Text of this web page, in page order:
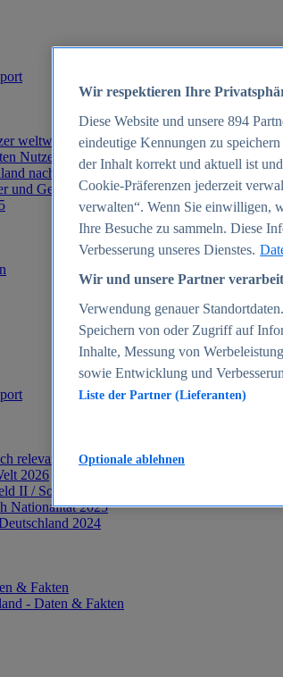
weltweit 2012-2025
Nutzern weltweit 2025
nach Generationen 2025
und Geschlecht in Deutschland 2025
relevanten Altersgruppen 2024
2026
II / Sozialgeld / Bürgergeld in Deutschland
Nationalität 2025
2024
& Fakten
- Daten & Fakten
Wir respektieren Ihre
Diese Website und unsere 894
eindeutige Kennungen zu
der Inhalt korrekt und aktuell ist
Cookie-Präferenzen jederzeit
verwalten“. Wenn Sie einwilligen,
Ihre Besuche zu sammeln. Diese
Verbesserung unseres Dienstes.
Wir und unsere Partner
Verwendung genauer
Speichern von oder Zugriff auf
Inhalte, Messung von
sowie Entwicklung und
Liste der Partner (Lieferanten)
Optionale ablehnen